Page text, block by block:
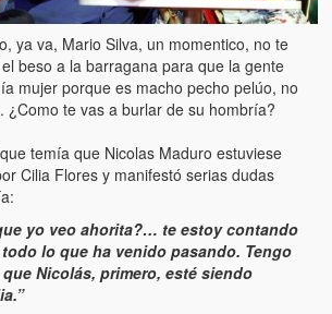
“tan amante de los niños” (The mockery of
lover”)
de Venezuela (Children of the streets of
en armas (Luis and El Mono… armed)
¿y Lina?
canales de televisión clausurados por el
el 2009
abril de 2002
ya va, Mario Silva, un momentico, no te
beso a la barragana para que la gente
mujer porque es macho pecho pelúo, no
¿Como te vas a burlar de su hombría?
temía que Nicolas Maduro estuviese
Cilia Flores y manifestó serias dudas
yo veo ahorita?… te estoy contando
lo que ha venido pasando. Tengo
Nicolás, primero, esté siendo